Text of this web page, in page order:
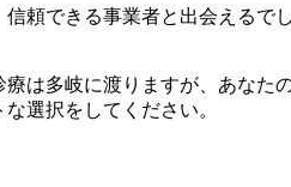
頼できる事業者と出会えるでし
は多岐に渡りますが、あなた
選択をしてください。